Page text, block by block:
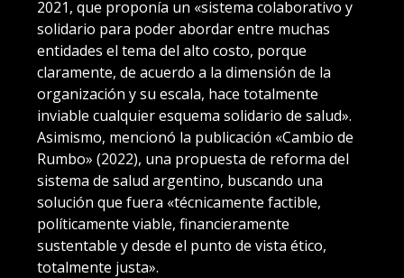
2021, que proponía un «sistema colaborativo y
solidario para poder abordar entre muchas
entidades el tema del alto costo, porque
claramente, de acuerdo a la dimensión de la
organización y su escala, hace totalmente
inviable cualquier esquema solidario de salud».
Asimismo, mencionó la publicación «Cambio de
Rumbo» (2022), una propuesta de reforma del
sistema de salud argentino, buscando una
solución que fuera «técnicamente factible,
políticamente viable, financieramente
sustentable y desde el punto de vista ético,
totalmente justa».